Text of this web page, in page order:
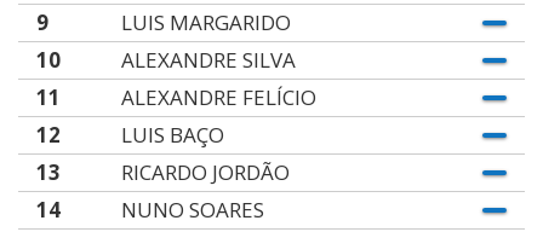
9
LUIS MARGARIDO
10
ALEXANDRE SILVA
11
ALEXANDRE FELÍCIO
12
LUIS BAÇO
13
RICARDO JORDÃO
14
NUNO SOARES